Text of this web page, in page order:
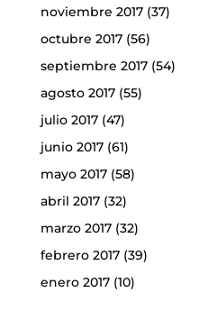
noviembre 2017(37)
octubre 2017(56)
septiembre 2017(54)
agosto 2017(55)
julio 2017(47)
junio 2017(61)
mayo 2017(58)
abril 2017(32)
marzo 2017(32)
febrero 2017(39)
enero 2017(10)